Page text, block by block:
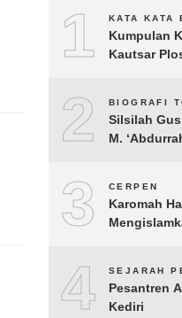
1 KATA KATA
Kumpulan
Kautsar
2 BIOGRAFI
Silsilah
M.
3 CERPEN
Karomah
4 SEJARAH
Pesantren
Kediri